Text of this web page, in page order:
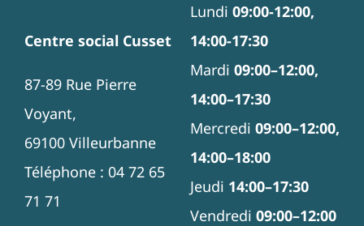
Centre social Cusset
87-89 Rue Pierre
Voyant,
69100 Villeurbanne
Téléphone : 04 72 65
71 71
Lundi 09:00-12:00,
14:00-17:30
Mardi 09:00–12:00,
14:00–17:30
Mercredi 09:00–12:00,
14:00–18:00
Jeudi 14:00–17:30
Vendredi 09:00–12:00